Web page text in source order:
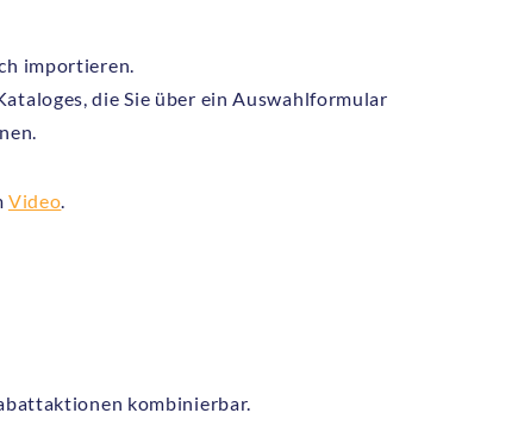
importieren.
die Sie über ein Auswahlformular
Video
kombinierbar.